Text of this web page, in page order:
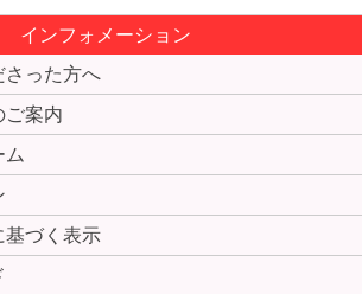
インフォメーション
った方へ
案内
ム
づく表示